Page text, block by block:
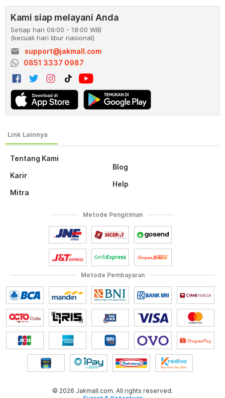
Tentang Kami
Karir
Mitra
Blog
Help
Kami siap melayani Anda
Setiap hari 09:00 - 18:00 WIB
(kecuali hari libur nasional)
email
support@jakmall.com
0851 3337 0987
Metode Pembayaran
Metode Pengiriman
© 2026 Jakmall.com. All rights reserved.